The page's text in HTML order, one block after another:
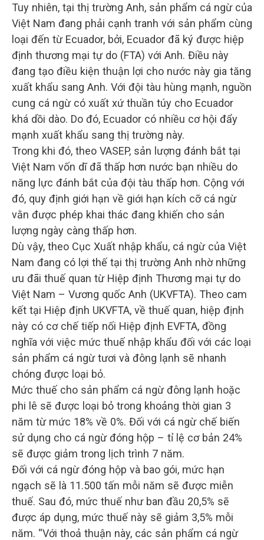
Tuy nhiên, tại thị trường Anh, sản phẩm cá ngừ của
Việt Nam đang phải cạnh tranh với sản phẩm cùng
loại đến từ Ecuador, bởi, Ecuador đã ký được hiệp
định thương mại tự do (FTA) với Anh. Điều này
đang tạo điều kiện thuận lợi cho nước này gia tăng
xuất khẩu sang Anh. Với đội tàu hùng mạnh, nguồn
cung cá ngừ có xuất xứ thuần túy cho Ecuador
khá dồi dào. Do đó, Ecuador có nhiều cơ hội đẩy
mạnh xuất khẩu sang thị trường này.
Trong khi đó, theo VASEP, sản lượng đánh bắt tại
Việt Nam vốn dĩ đã thấp hơn nước bạn nhiều do
năng lực đánh bắt của đội tàu thấp hơn. Cộng với
đó, quy định giới hạn về giới hạn kích cỡ cá ngừ
vằn được phép khai thác đang khiến cho sản
lượng ngày càng thấp hơn.
Dù vậy, theo Cục Xuất nhập khẩu, cá ngừ của Việt
Nam đang có lợi thế tại thị trường Anh nhờ những
ưu đãi thuế quan từ Hiệp định Thương mại tự do
Việt Nam – Vương quốc Anh (UKVFTA). Theo cam
kết tại Hiệp định UKVFTA, về thuế quan, hiệp định
này có cơ chế tiếp nối Hiệp định EVFTA, đồng
nghĩa với việc mức thuế nhập khẩu đối với các loại
sản phẩm cá ngừ tươi và đông lạnh sẽ nhanh
chóng được loại bỏ.
Mức thuế cho sản phẩm cá ngừ đông lạnh hoặc
phi lê sẽ được loại bỏ trong khoảng thời gian 3
năm từ mức 18% về 0%. Đối với cá ngừ chế biến
sử dụng cho cá ngừ đóng hộp – tỉ lệ cơ bản 24%
sẽ được giảm trong lịch trình 7 năm.
Đối với cá ngừ đóng hộp và bao gói, mức hạn
ngạch sẽ là 11.500 tấn mỗi năm sẽ được miễn
thuế. Sau đó, mức thuế như ban đầu 20,5% sẽ
được áp dụng, mức thuế này sẽ giảm 3,5% mỗi
năm. “Với thoả thuận này, các sản phẩm cá ngừ